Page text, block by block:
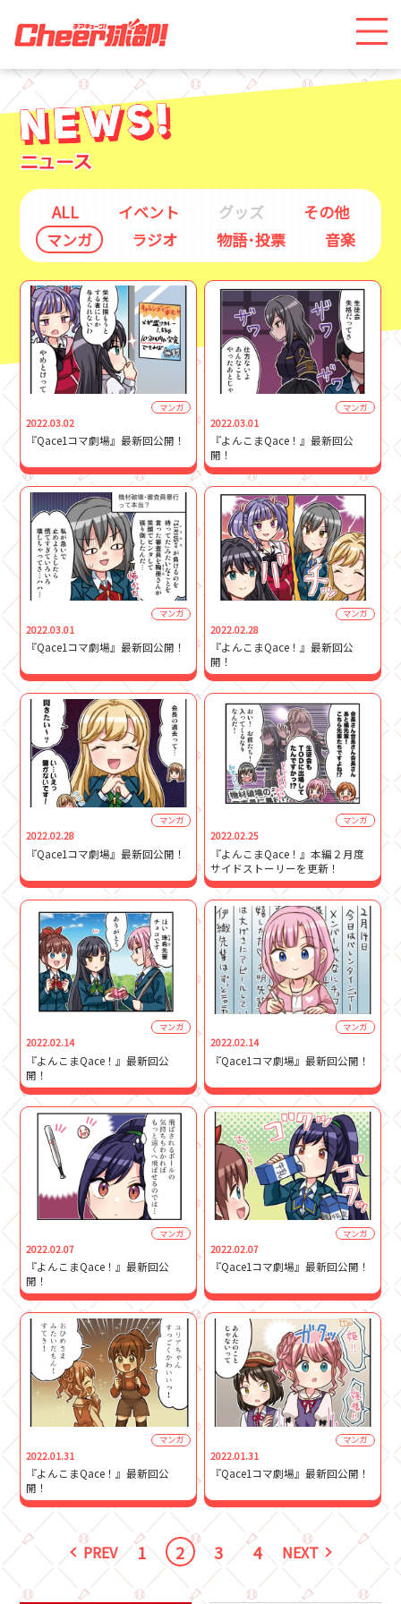
ALL イベント グッズ
その他
マンガ
ラジオ 物語･投票 音楽
マンガ
2022.03.02
『Qace1コマ劇場』最新回公開！
マンガ
2022.03.01
『よんこまQace！』最新回公
開！
マンガ
2022.03.01
『Qace1コマ劇場』最新回公開！
マンガ
2022.02.28
『よんこまQace！』最新回公
開！
マンガ
2022.02.28
『Qace1コマ劇場』最新回公開！
マンガ
2022.02.25
『よんこまQace！』本編２月度
サイドストーリーを更新！
マンガ
2022.02.14
『よんこまQace！』最新回公
開！
マンガ
2022.02.14
『Qace1コマ劇場』最新回公開！
マンガ
2022.02.07
『よんこまQace！』最新回公
開！
マンガ
2022.02.07
『Qace1コマ劇場』最新回公開！
マンガ
2022.01.31
『よんこまQace！』最新回公
開！
マンガ
2022.01.31
『Qace1コマ劇場』最新回公開！
PREV 1 2 3 4 NEXT